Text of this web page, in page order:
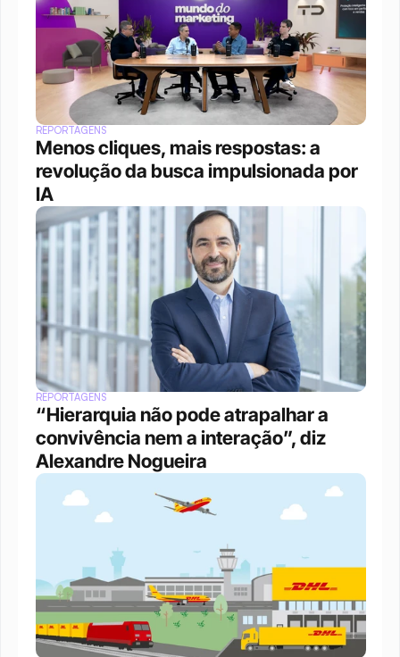
REPORTAGENS
Menos cliques, mais respostas: a
revolução da busca impulsionada por
IA
REPORTAGENS
“Hierarquia não pode atrapalhar a
convivência nem a interação”, diz
Alexandre Nogueira